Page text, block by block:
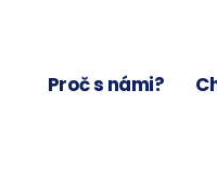
Proč s námi?